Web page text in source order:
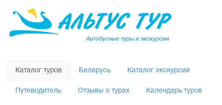
Каталог туров Беларусь Каталог экскурсий
Путеводитель Отзывы о турах Календарь туров